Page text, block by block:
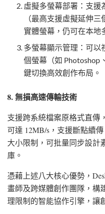
虛擬多螢幕部署：支援
（最高支援虛擬延伸
實體螢幕，仍可在本地
多螢幕顯示管理：可以
個螢幕（如 Photoshop
鍵切換高效創作布局。
8. 無損高速傳輸技術
支援跨系統檔案原格式直傳
可達 12MB/s，支援斷點續
大小限制，可批量同步設計
庫。
憑藉上述八大核心優勢，
畫師及跨媒體創作團隊，構
理限制的智能協作引擎，讓